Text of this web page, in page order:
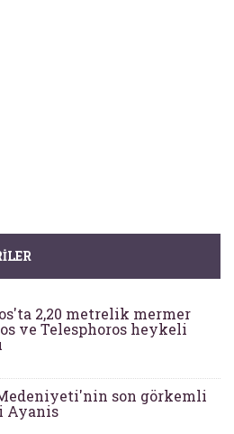
2,20 metrelik mermer
ve Telesphoros heykeli
son görkemli
Ayanis